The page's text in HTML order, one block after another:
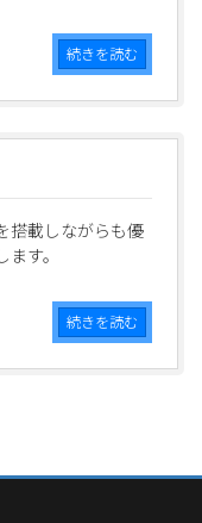
続きを読む
搭載しながらも優
す。
続きを読む